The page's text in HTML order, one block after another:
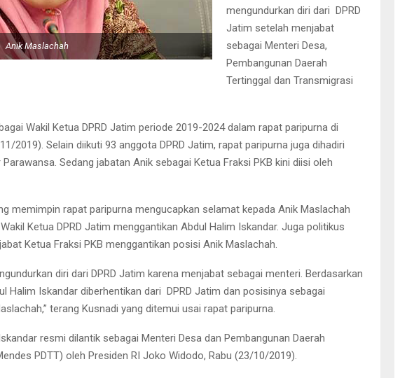
Anik Maslachah
mengundurkan diri dari DPRD
Jatim setelah menjabat
sebagai Menteri Desa,
Pembangunan Daerah
Tertinggal dan Transmigrasi
Wakil Ketua DPRD Jatim periode 2019-2024 dalam rapat paripurna di
2019). Selain diikuti 93 anggota DPRD Jatim, rapat paripurna juga dihadiri
Sedang jabatan Anik sebagai Ketua Fraksi PKB kini diisi oleh
memimpin rapat paripurna mengucapkan selamat kepada Anik Maslachah
Ketua DPRD Jatim menggantikan Abdul Halim Iskandar. Juga politikus
Ketua Fraksi PKB menggantikan posisi Anik Maslachah.
diri dari DPRD Jatim karena menjabat sebagai menteri. Berdasarkan
Halim Iskandar diberhentikan dari DPRD Jatim dan posisinya sebagai
terang Kusnadi yang ditemui usai rapat paripurna.
resmi dilantik sebagai Menteri Desa dan Pembangunan Daerah
PDTT) oleh Presiden RI Joko Widodo, Rabu (23/10/2019).